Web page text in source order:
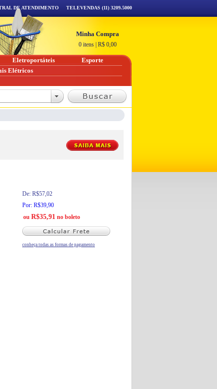
De: R$57,02
Por: R$39,90
ou R$35,91 no boleto
conheça todas as formas de pagamento
DE ATENDIMENTO TELEVENDAS (11) 3209.5000
Minha Compra
0 itens R$ 0,00
Eletroportáteis
Esporte
Elétricos